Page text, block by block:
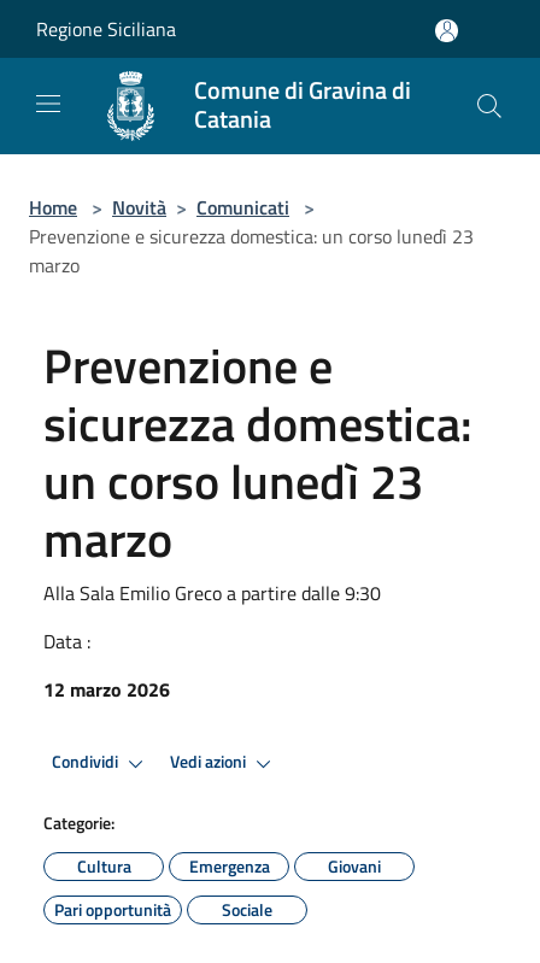
Regione Siciliana
Comune di Gravina di
Catania
Home > Novità > Comunicati >
Prevenzione e sicurezza domestica: un corso lunedì 23
marzo
Prevenzione e
sicurezza domestica:
un corso lunedì 23
marzo
Alla Sala Emilio Greco a partire dalle 9:30
Data :
12 marzo 2026
Condividi Vedi azioni
Categorie:
Cultura
Emergenza
Giovani
Pari opportunità
Sociale